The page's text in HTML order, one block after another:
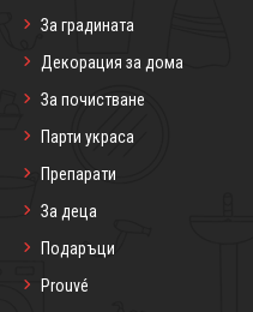
За градината
Декорация за дома
За почистване
Парти украса
Препарати
За деца
Подаръци
Prouvé